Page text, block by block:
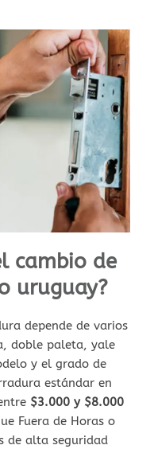
cambio de
uruguay?
depende de varios
doble paleta, yale
y el grado de
estándar en
$3.000 y $8.000
Fuera de Horas o
de alta seguridad